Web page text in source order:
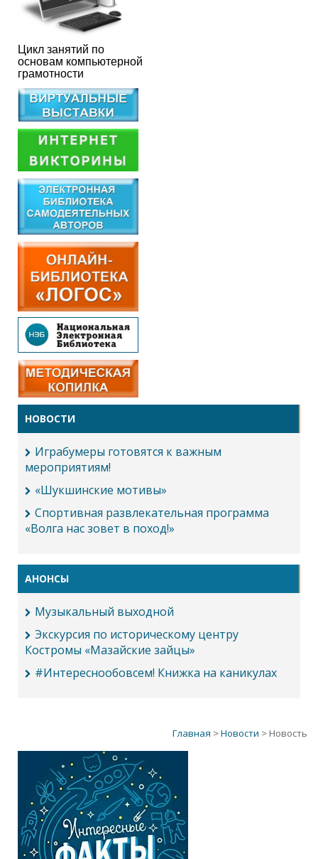
Цикл занятий по
основам компьютерной
грамотности
НОВОСТИ
Играбумеры готовятся к важным
мероприятиям!
«Шукшинские мотивы»
Спортивная развлекательная программа
«Волга нас зовет в поход!»
АНОНСЫ
Музыкальный выходной
Экскурсия по историческому центру
Костромы «Мазайские зайцы»
#Интереснообовсем! Книжка на каникулах
Главная >Новости > Новость